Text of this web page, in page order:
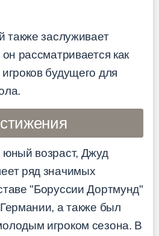
также заслуживает
рассматривается как
будущего для
возраст, Джуд
ряд значимых
"Боруссии Дортмунд"
а также был
игроком сезона. В